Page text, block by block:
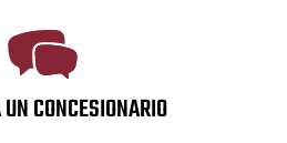
CONCESIONARIO